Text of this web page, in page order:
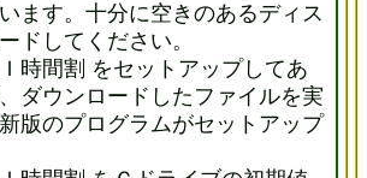
ます。十分に空きのあるディス
ドしてください。
時間割 をセットアップしてあ
ダウンロードしたファイルを実
版のプログラムがセットアップ